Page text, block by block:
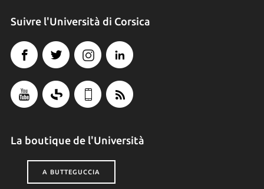
Suivre l'Università di Corsica
La boutique de l'Università
A BUTTEGUCCIA